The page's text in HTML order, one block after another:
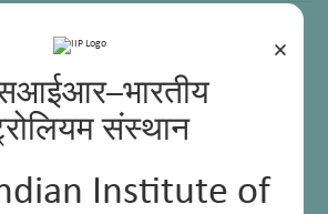
×
संस्थान
Institute of